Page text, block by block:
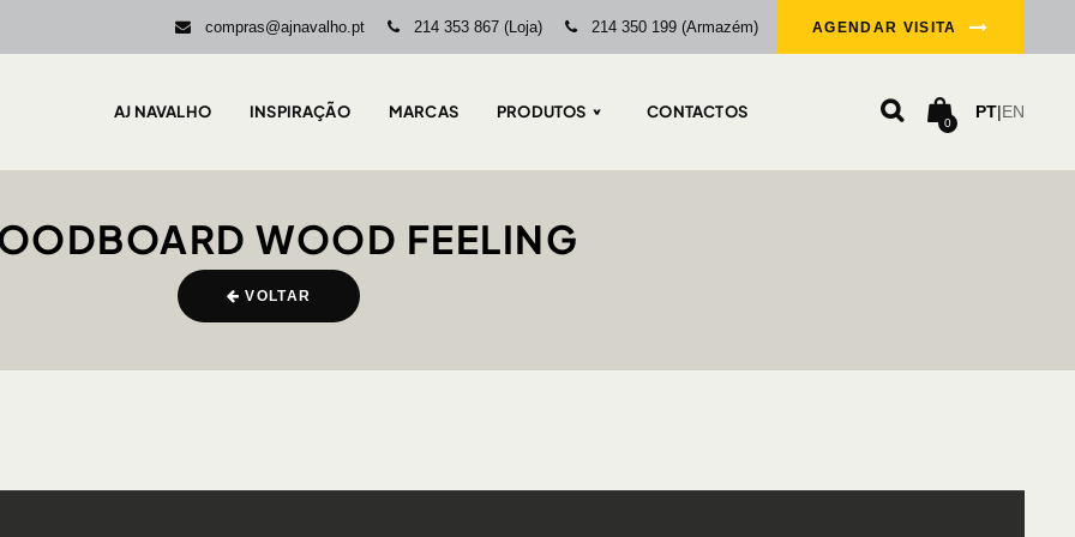
compras@ajnavalho.pt 214 353 867 (Loja) 214 350 199 (Armazém) AGENDAR VISITA
AJ NAVALHO INSPIRAÇÃO MARCAS PRODUTOS ^ CONTACTOS
0
PT|EN
WOOD FEELING
VOLTAR